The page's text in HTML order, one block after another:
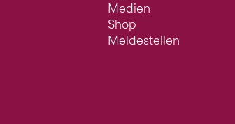
Medien
Shop
Meldestellen